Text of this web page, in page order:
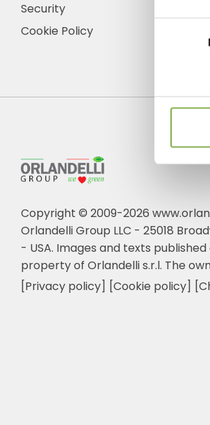
Security
Cookie Policy
Copyright © 2009-2026
Orlandelli Group LLC - 25018
- USA. Images and texts
property of Orlandelli s.r.l. The
[Privacy policy] [Cookie policy]